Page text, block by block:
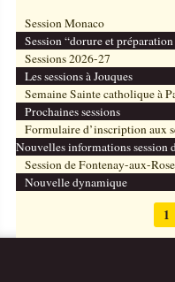
Session Monaco
Session “dorure et
Sessions 2026-27
Les sessions à Jouques
Semaine Sainte catholique à
Prochaines sessions
Formulaire d’inscription aux
Nouvelles informations session
Session de Fontenay-aux-
Nouvelle dynamique
1